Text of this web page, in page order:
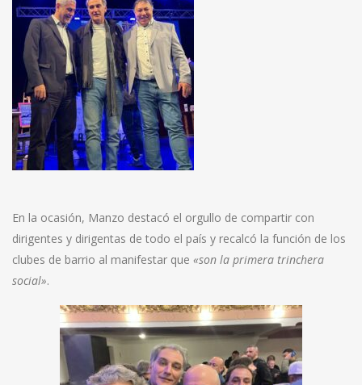
En la ocasión, Manzo destacó el orgullo de compartir con
dirigentes y dirigentas de todo el país y recalcó la función de los
clubes de barrio al manifestar que «son la primera trinchera
social».